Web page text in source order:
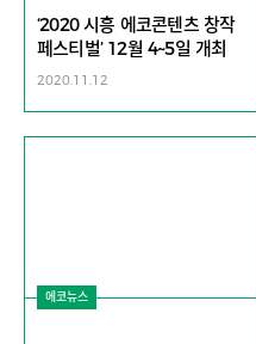
‘2020 시흥 에코콘텐츠 창작
페스티벌’ 12월 4~5일 개최
2020.11.12
에코뉴스